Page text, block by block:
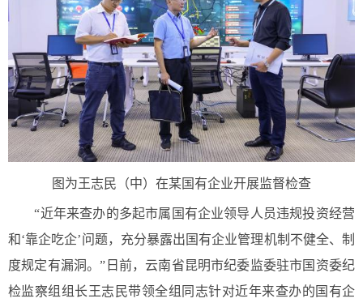
图为王志民（中）在某国有企业开展监督检查
“近年来查办的多起市属国有企业领导人员违规投资经营
和‘靠企吃企’问题，充分暴露出国有企业管理机制不健全、制
度规定有漏洞。”日前，云南省昆明市纪委监委驻市国资委纪
检监察组组长王志民带领全组同志针对近年来查办的国有企